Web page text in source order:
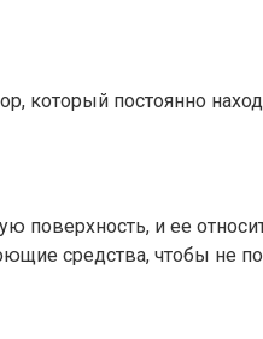
который постоянно
поверхность, и ее
средства, чтобы не